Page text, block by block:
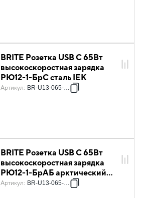
BRITE Розетка USB C 65Вт
высокоскоростная зарядка
РЮ12-1-БрС сталь IEK
Артикул: BR-U13-065-K46
BRITE Розетка USB C 65Вт
высокоскоростная зарядка
РЮ12-1-БрАБ арктический
белый IEK
Артикул: BR-U13-065-K91